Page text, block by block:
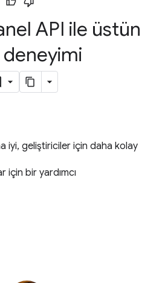
API ile üstün
deneyimi
iyi, geliştiriciler için daha kolay
için bir yardımcı